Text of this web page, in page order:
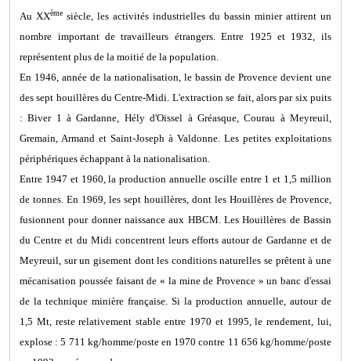
Au XXème siècle, les activités industrielles du bassin minier attirent un
nombre important de travailleurs étrangers. Entre 1925 et 1932, ils
représentent plus de la moitié de la population.
En 1946, année de la nationalisation, le bassin de Provence devient une
des sept houillères du Centre-Midi. L'extraction se fait, alors par six puits
: Biver 1 à Gardanne, Hély d'Oissel à Gréasque, Courau à Meyreuil,
Gremain, Armand et Saint-Joseph à Valdonne. Les petites exploitations
périphériques échappant à la nationalisation.
Entre 1947 et 1960, la production annuelle oscille entre 1 et 1,5 million
de tonnes. En 1969, les sept houillères, dont les Houillères de Provence,
fusionnent pour donner naissance aux HBCM. Les Houillères de Bassin
du Centre et du Midi concentrent leurs efforts autour de Gardanne et de
Meyreuil, sur un gisement dont les conditions naturelles se prêtent à une
mécanisation poussée faisant de « la mine de Provence » un banc d'essai
de la technique minière française. Si la production annuelle, autour de
1,5 Mt, reste relativement stable entre 1970 et 1995, le rendement, lui,
explose : 5 711 kg/homme/poste en 1970 contre 11 656 kg/homme/poste